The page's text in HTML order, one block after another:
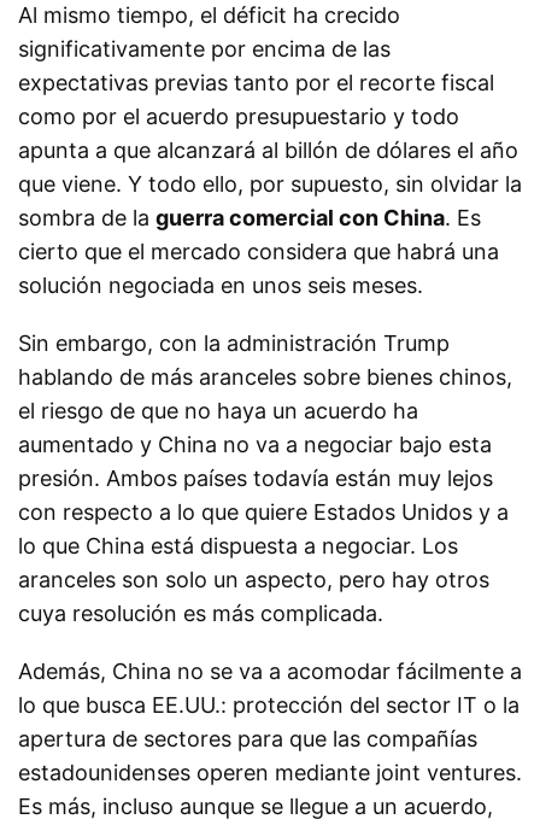
Al mismo tiempo, el déficit ha crecido
significativamente por encima de las
expectativas previas tanto por el recorte fiscal
como por el acuerdo presupuestario y todo
apunta a que alcanzará al billón de dólares el año
que viene. Y todo ello, por supuesto, sin olvidar la
sombra de la guerra comercial con China. Es
cierto que el mercado considera que habrá una
solución negociada en unos seis meses.
Sin embargo, con la administración Trump
hablando de más aranceles sobre bienes chinos,
el riesgo de que no haya un acuerdo ha
aumentado y China no va a negociar bajo esta
presión. Ambos países todavía están muy lejos
con respecto a lo que quiere Estados Unidos y a
lo que China está dispuesta a negociar. Los
aranceles son solo un aspecto, pero hay otros
cuya resolución es más complicada.
Además, China no se va a acomodar fácilmente a
lo que busca EE.UU.: protección del sector IT o la
apertura de sectores para que las compañías
estadounidenses operen mediante joint ventures.
Es más, incluso aunque se llegue a un acuerdo,